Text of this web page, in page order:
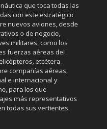
que toca todas las
con este estratégico
nuevos aviones, desde
o de negocio,
militares, como los
fuerzas aéreas del
etcétera.
compañías aéreas,
e internacional y
para los que
más representativos
todas sus vertientes.